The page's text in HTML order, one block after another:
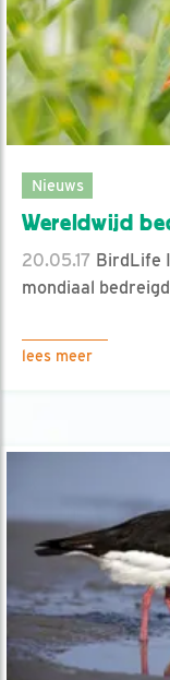
Nieuws
Wereldwijd
20.05.17 BirdLife
mondiaal
lees meer